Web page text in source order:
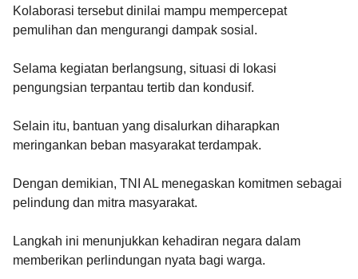
Kolaborasi tersebut dinilai mampu mempercepat
pemulihan dan mengurangi dampak sosial.
Selama kegiatan berlangsung, situasi di lokasi
pengungsian terpantau tertib dan kondusif.
Selain itu, bantuan yang disalurkan diharapkan
meringankan beban masyarakat terdampak.
Dengan demikian, TNI AL menegaskan komitmen sebagai
pelindung dan mitra masyarakat.
Langkah ini menunjukkan kehadiran negara dalam
memberikan perlindungan nyata bagi warga.